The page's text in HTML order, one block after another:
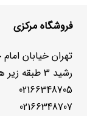
فروشگاه مرکزی
تهران خیابان
رشید 3 طبقه زیر همکف پلاک 12
02166348705
02166348707